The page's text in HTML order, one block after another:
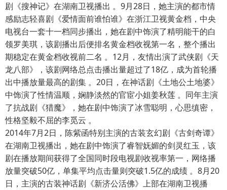
剧《搜神记》在湖南卫视播出 。9月28日，她主演的都市情
感励志轻喜剧《爱情面前谁怕谁》在浙江卫视黄金档，中央
电视台一套十一档同步播出，她在剧中饰演了精明能干的白
领罗美琪，该剧播出后便排名黄金档收视第一名，整个播出
期稳定在黄金档收视前二名 。12月，友情出演了武侠剧《天
龙八部》，该剧网络总点击播出量超过了18亿，成为首轮播
出中播放量最高的剧集 。20日，在神话剧《土地公土地婆》
中饰演了性情温顺，娴静淡然的官宦小姐姜秋莲 。同年主演
了抗战剧《猎魔》，她在剧中饰演了冰雪聪明，心思缜密，
性格坚毅不屈的李觅云 。
2014年7月2日，陈紫函特别主演的古装玄幻剧《古剑奇谭》
在湖南卫视播出，她在剧中饰演了睿智妩媚的剑灵红玉，该
剧在播放期间获得了全国同时段电视剧收视率第一，网络播
放量突破50亿，单集平均点击量则突破1.5亿的成绩 。8月20
日，主演的古装神话剧《新济公活佛》上部在湖南卫视播